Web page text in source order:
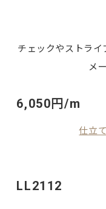
チェックやストラ
メ
6,050円/m
仕立
LL2112